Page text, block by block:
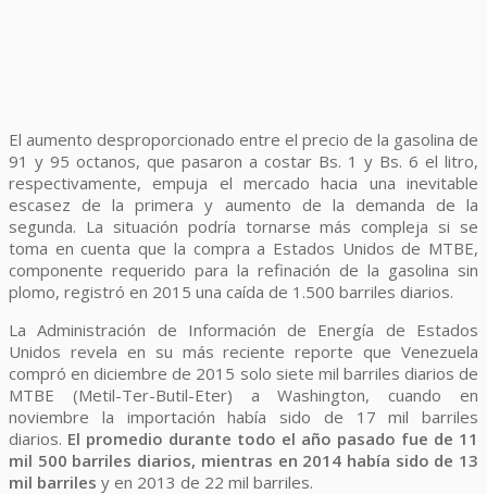
El aumento desproporcionado entre el precio de la gasolina de
91 y 95 octanos, que pasaron a costar Bs. 1 y Bs. 6 el litro,
respectivamente, empuja el mercado hacia una inevitable
escasez de la primera y aumento de la demanda de la
segunda. La situación podría tornarse más compleja si se
toma en cuenta que la compra a Estados Unidos de MTBE,
componente requerido para la refinación de la gasolina sin
plomo, registró en 2015 una caída de 1.500 barriles diarios.
La Administración de Información de Energía de Estados
Unidos revela en su más reciente reporte que Venezuela
compró en diciembre de 2015 solo siete mil barriles diarios de
MTBE (Metil-Ter-Butil-Eter) a Washington, cuando en
noviembre la importación había sido de 17 mil barriles
diarios. El promedio durante todo el año pasado fue de 11
mil 500 barriles diarios, mientras en 2014 había sido de 13
mil barriles y en 2013 de 22 mil barriles.